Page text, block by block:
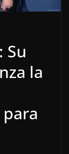
Su
la